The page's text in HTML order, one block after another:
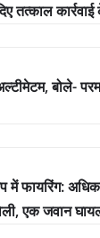
तत्काल कार्रवाई
बोले-
फायरिंग:
एक जवान